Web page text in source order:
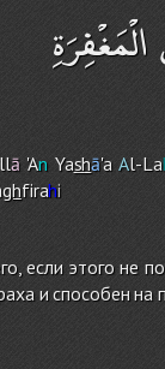
ā 'AnYashā'a Al-La
ghfirahi
если этого не
и способен на